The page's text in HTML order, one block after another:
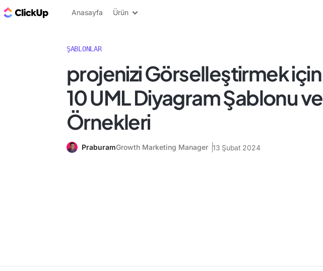
ClickUp Blog
Anasayfa Ürün
ŞABLONLAR
projenizi Görselleştirmek için
10 UML Diyagram Şablonu ve
Örnekleri
PraburamGrowth Marketing Manager 13 Şubat 2024